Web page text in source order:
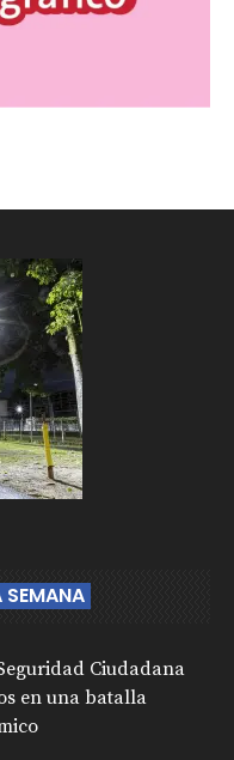
SEMANA
Ciudadana
en una batalla